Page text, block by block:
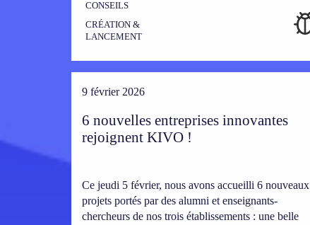
CONSEILS
CRÉATION &
LANCEMENT
9 février 2026
6 nouvelles entreprises innovantes
rejoignent KIVO !
Ce jeudi 5 février, nous avons accueilli 6 nouveaux
projets portés par des alumni et enseignants-
chercheurs de nos trois établissements : une belle